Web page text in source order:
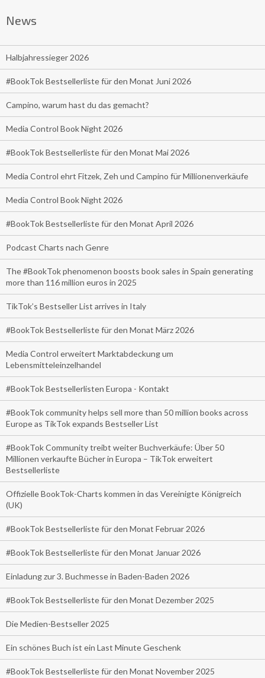
News
Halbjahressieger 2026
#BookTok Bestsellerliste für den Monat Juni 2026
Campino, warum hast du das gemacht?
Media Control Book Night 2026
#BookTok Bestsellerliste für den Monat Mai 2026
Media Control ehrt Fitzek, Zeh und Campino für Millionenverkäufe
Media Control Book Night 2026
#BookTok Bestsellerliste für den Monat April 2026
Podcast Charts nach Genre
The #BookTok phenomenon boosts book sales in Spain generating
more than 116 million euros in 2025
TikTok’s Bestseller List arrives in Italy
#BookTok Bestsellerliste für den Monat März 2026
Media Control erweitert Marktabdeckung um
Lebensmitteleinzelhandel
#BookTok Bestsellerlisten Europa - Kontakt
#BookTok community helps sell more than 50 million books across
Europe as TikTok expands Bestseller List
#BookTok Community treibt weiter Buchverkäufe: Über 50
Millionen verkaufte Bücher in Europa – TikTok erweitert
Bestsellerliste
Offizielle BookTok-Charts kommen in das Vereinigte Königreich
(UK)
#BookTok Bestsellerliste für den Monat Februar 2026
#BookTok Bestsellerliste für den Monat Januar 2026
Einladung zur 3. Buchmesse in Baden-Baden 2026
#BookTok Bestsellerliste für den Monat Dezember 2025
Die Medien-Bestseller 2025
Ein schönes Buch ist ein Last Minute Geschenk
#BookTok Bestsellerliste für den Monat November 2025